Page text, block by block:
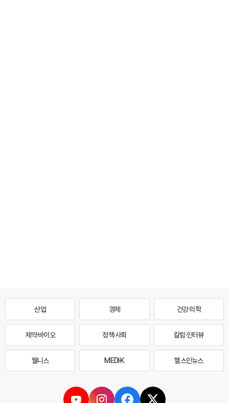
산업 경제 건강·의학
제약·바이오 정책·사회 칼럼·인터뷰
웰니스 MEDI·K 헬스인뉴스